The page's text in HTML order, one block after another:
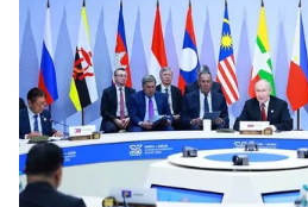
VTV Sức khoẻ Bất
Thị trường 24h
VTV4